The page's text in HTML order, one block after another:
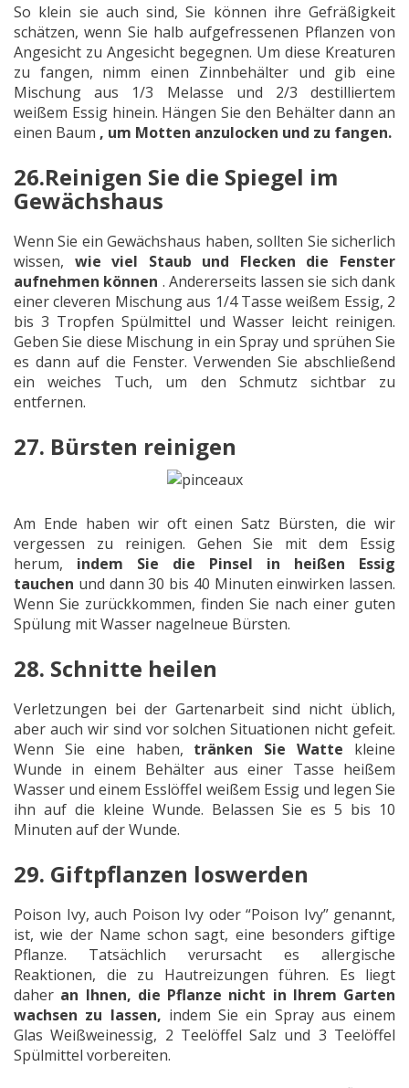
So klein sie auch sind, Sie können ihre Gefräßigkeit
schätzen, wenn Sie halb aufgefressenen Pflanzen von
Angesicht zu Angesicht begegnen. Um diese Kreaturen
zu fangen, nimm einen Zinnbehälter und gib eine
Mischung aus 1/3 Melasse und 2/3 destilliertem
weißem Essig hinein. Hängen Sie den Behälter dann an
einen Baum , um Motten anzulocken und zu fangen.
26.Reinigen Sie die Spiegel im
Gewächshaus
Wenn Sie ein Gewächshaus haben, sollten Sie sicherlich
wissen, wie viel Staub und Flecken die Fenster
aufnehmen können . Andererseits lassen sie sich dank
einer cleveren Mischung aus 1/4 Tasse weißem Essig, 2
bis 3 Tropfen Spülmittel und Wasser leicht reinigen.
Geben Sie diese Mischung in ein Spray und sprühen Sie
es dann auf die Fenster. Verwenden Sie abschließend
ein weiches Tuch, um den Schmutz sichtbar zu
entfernen.
27. Bürsten reinigen
Am Ende haben wir oft einen Satz Bürsten, die wir
vergessen zu reinigen. Gehen Sie mit dem Essig
herum, indem Sie die Pinsel in heißen Essig
tauchen und dann 30 bis 40 Minuten einwirken lassen.
Wenn Sie zurückkommen, finden Sie nach einer guten
Spülung mit Wasser nagelneue Bürsten.
28. Schnitte heilen
Verletzungen bei der Gartenarbeit sind nicht üblich,
aber auch wir sind vor solchen Situationen nicht gefeit.
Wenn Sie eine haben, tränken SieWatte kleine
Wunde in einem Behälter aus einer Tasse heißem
Wasser und einem Esslöffel weißem Essig und legen Sie
ihn auf die kleine Wunde. Belassen Sie es 5 bis 10
Minuten auf der Wunde.
29. Giftpflanzen loswerden
Poison Ivy, auch Poison Ivy oder “Poison Ivy” genannt,
ist, wie der Name schon sagt, eine besonders giftige
Pflanze. Tatsächlich verursacht es allergische
Reaktionen, die zu Hautreizungen führen. Es liegt
daher an Ihnen, die Pflanze nicht in Ihrem Garten
wachsen zu lassen, indem Sie ein Spray aus einem
Glas Weißweinessig, 2 Teelöffel Salz und 3 Teelöffel
Spülmittel vorbereiten.